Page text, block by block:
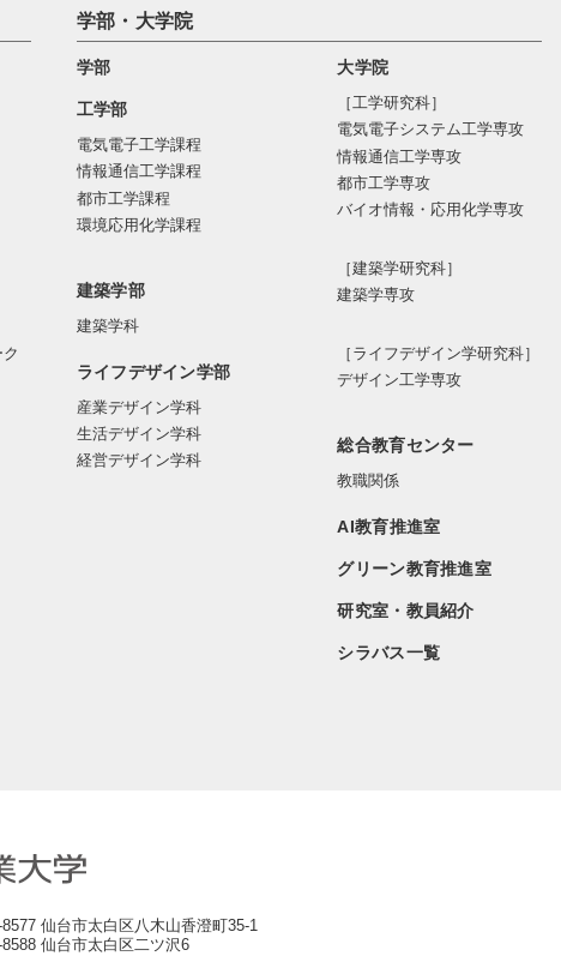
学部・大学院
学部
工学部
電気電子工学課程
情報通信工学課程
都市工学課程
環境応用化学課程
建築学部
建築学科
ライフデザイン学部
産業デザイン学科
生活デザイン学科
経営デザイン学科
大学院
［工学研究科］
電気電⼦システム⼯学専攻
情報通信⼯学専攻
都市⼯学専攻
バイオ情報・応⽤化学専攻
［建築学研究科］
建築学専攻
［ライフデザイン学研究科］
デザイン工学専攻
総合教育センター
教職関係
AI教育推進室
グリーン教育推進室
研究室・教員紹介
シラバス一覧
仙台市太白区八木山香澄町35-1
仙台市太白区二ツ沢6